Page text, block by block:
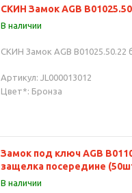
СКИН Замок AGB
В наличии
СКИН Замок AGB В01025.50.22
Артикул: JL000013012
Цвет*: Бронза
Замок под ключ AGB
защелка посередине
В наличии